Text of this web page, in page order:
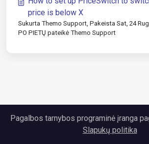
price is below X
Sukurta Themo Support, Pakeista Sat, 24
PO PIETŲ pateikė Themo Support
Pagalbos tarnybos programinė įranga
Slapukų politika